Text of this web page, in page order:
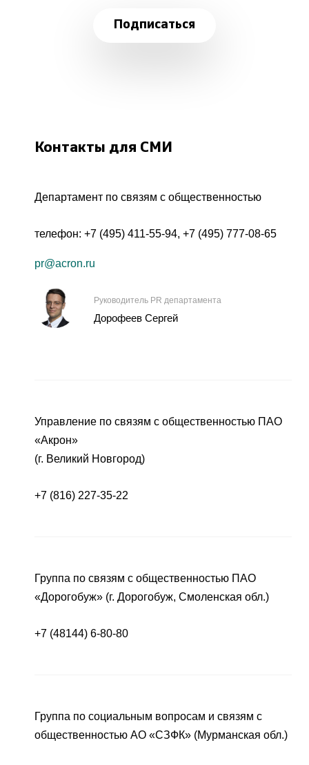
Подписаться
Контакты для СМИ
Департамент по связям с общественностью
телефон: +7 (495) 411-55-94, +7 (495) 777-08-65
pr@acron.ru
Руководитель PR департамента
Дорофеев Сергей
Управление по связям с общественностью ПАО
«Акрон»
(г. Великий Новгород)
+7 (816) 227-35-22
Группа по связям с общественностью ПАО
«Дорогобуж» (г. Дорогобуж, Смоленская обл.)
+7 (48144) 6-80-80
Группа по социальным вопросам и связям с
общественностью АО «СЗФК» (Мурманская обл.)